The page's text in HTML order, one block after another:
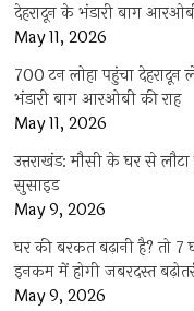
देहरादून के भंडारी बाग
May 11, 2026
700 टन लोहा पहुंचा
भंडारी बाग आरओबी की राह
May 11, 2026
उत्तराखंड: मौसी के घर से
सुसाइड
May 9, 2026
घर की बरकत बढ़ानी है? तो
इनकम में होगी जबरदस्त
May 9, 2026